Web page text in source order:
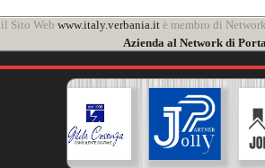
il Sito Web www.italy.verbania.it è membro di
Azienda al Network di